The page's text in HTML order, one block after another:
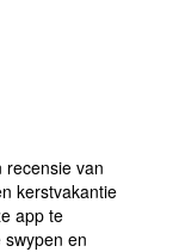
recensie van
kerstvakantie
app te
en